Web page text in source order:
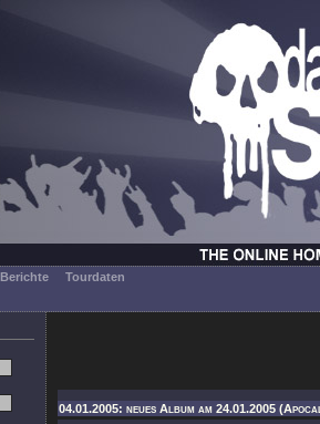
Berichte Tourdaten
04.01.2005: neues Album am 24.01.2005